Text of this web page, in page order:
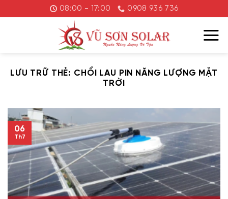
đến
08:00 - 17:00 0908 936 736
LƯU TRỮ THẺ: CHỔI LAU PIN NĂNG LƯỢNG MẶT
TRỜI
06
Th7